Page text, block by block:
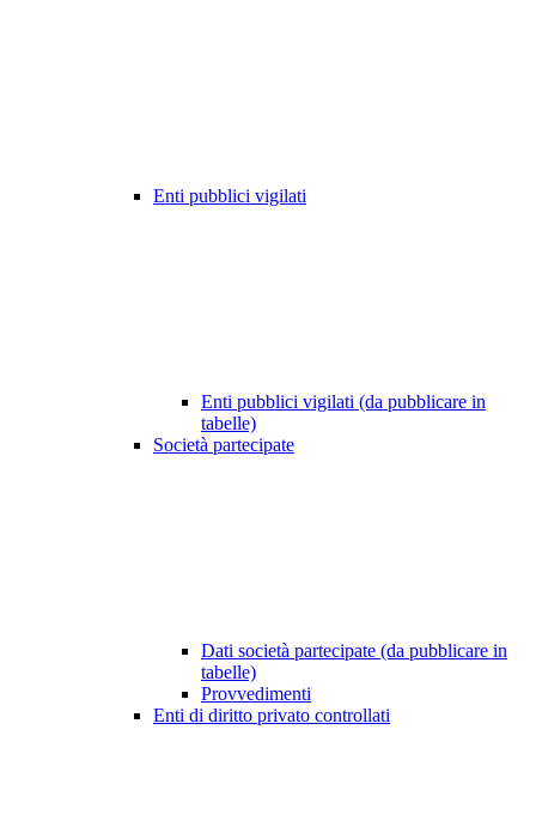
Enti pubblici vigilati
Enti pubblici vigilati (da pubblicare in
tabelle)
Società partecipate
Dati società partecipate (da pubblicare in
tabelle)
Provvedimenti
Enti di diritto privato controllati